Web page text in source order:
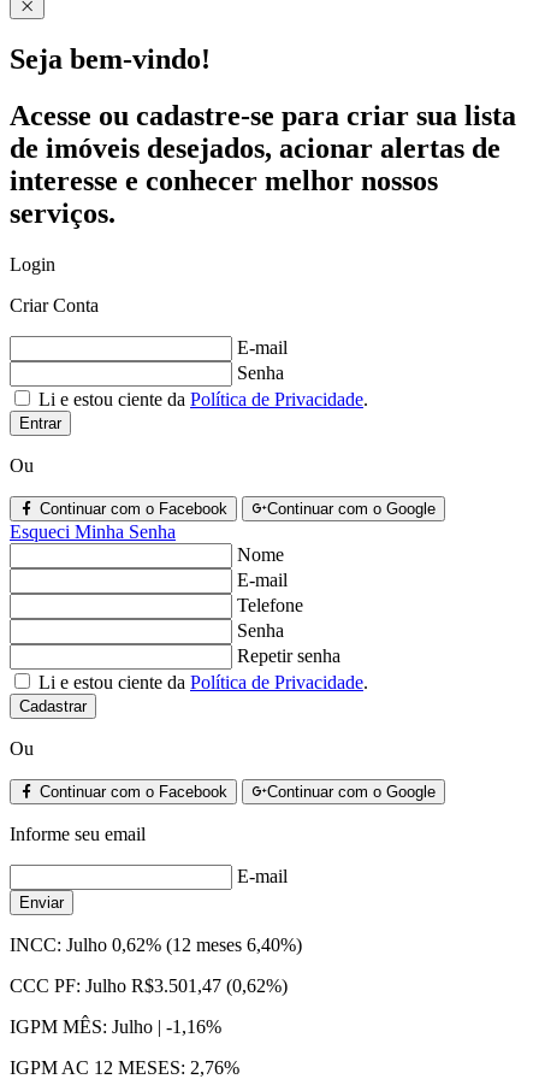
Seja bem-vindo!
Acesse ou cadastre-se para criar sua lista
de imóveis desejados, acionar alertas de
interesse e conhecer melhor nossos
serviços.
Login
Criar Conta
E-mail
Senha
Li e estou ciente da Política de Privacidade.
Entrar
Ou
Continuar com o Facebook Continuar com o Google
Esqueci Minha Senha
Nome
E-mail
Telefone
Senha
Repetir senha
Li e estou ciente da Política de Privacidade.
Cadastrar
Ou
Continuar com o Facebook Continuar com o Google
Informe seu email
E-mail
Enviar
INCC: Julho 0,62% (12 meses 6,40%)
CCC PF: Julho R$3.501,47 (0,62%)
IGPM MÊS: Julho | -1,16%
IGPM AC 12 MESES: 2,76%